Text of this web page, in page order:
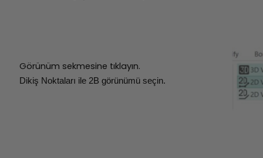
Görünüm sekmesine tıklayın.
Dikiş Noktaları ile 2B görünümü seçin.